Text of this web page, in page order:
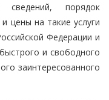
сведений, порядок
цены на такие услуги
Федерации и
и свободного
заинтересованного